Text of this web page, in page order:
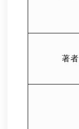
著者